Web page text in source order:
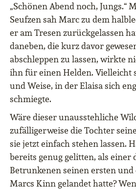
„Schönen Abend noch, Jungs.“
Seufzen sah Marc zu dem
er am Tresen zurückgelassen
daneben, die kurz davor
abschleppen zu lassen, wirkte
ihn für einen Helden. Vielleicht
und Weise, in der Elaisa sich
schmiegte.
Wäre dieser unausstehliche
zufälligerweise die Tochter
sie jetzt einfach stehen lassen.
bereits genug gelitten, als einer
Betrunkenen seinen ersten
Marcs Kinn gelandet hatte?